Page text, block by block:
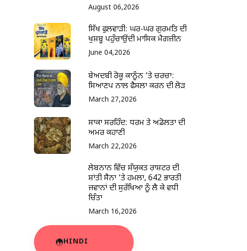
August 06,2026
ਸਿੱਖ ਫੁਲਵਾੜੀ: ਘਰ-ਘਰ ਗੁਰਮਤਿ ਦੀ
ਖੁਸ਼ਬੂ ਪਹੁੰਚਾਉਂਦੀ ਮਾਸਿਕ ਮੈਗਜ਼ੀਨ
June 04,2026
ਬੇਅਦਬੀ ਰੋਕੂ ਕਾਨੂੰਨ ‘ਤੇ ਚਰਚਾ:
ਸਿਆਣਪ ਨਾਲ ਫੈਸਲਾ ਕਰਨ ਦੀ ਲੋੜ
March 27,2026
ਸਾਕਾ ਸਰਹਿੰਦ: ਧਰਮ ਤੇ ਅਡੋਲਤਾ ਦੀ
ਅਮਰ ਕਹਾਣੀ
March 22,2026
ਲੇਬਨਾਨ ਵਿੱਚ ਸੰਯੁਕਤ ਰਾਸ਼ਟਰ ਦੀ
ਸ਼ਾਂਤੀ ਸੈਨਾ ‘ਤੇ ਹਮਲਾ, 642 ਭਾਰਤੀ
ਜਵਾਨਾਂ ਦੀ ਸੁਰੱਖਿਆ ਨੂੰ ਲੈ ਕੇ ਵਧੀ
ਚਿੰਤਾ
March 16,2026
HINDI